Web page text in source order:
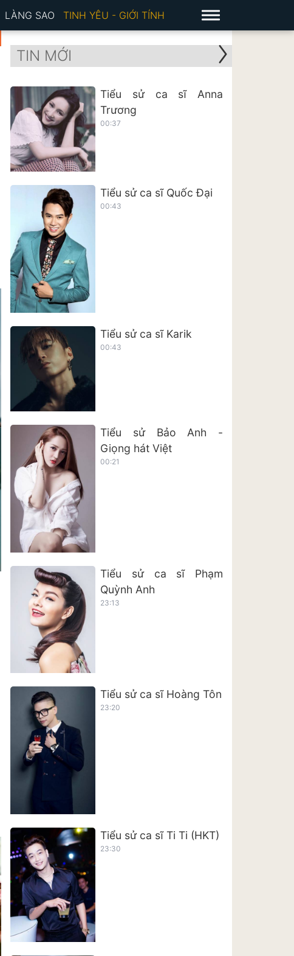
LÀNG SAO TINH YÊU - GIỚI TÍNH
TIN MỚI
Tiểu sử ca sĩ Anna
Trương
00:37
Tiểu sử ca sĩ Quốc Đại
00:43
Tiểu sử ca sĩ Karik
00:43
Tiểu sử Bảo Anh -
Giọng hát Việt
00:21
Tiểu sử ca sĩ Phạm
Quỳnh Anh
23:13
Tiểu sử ca sĩ Hoàng Tôn
23:20
Tiểu sử ca sĩ Ti Ti (HKT)
23:30